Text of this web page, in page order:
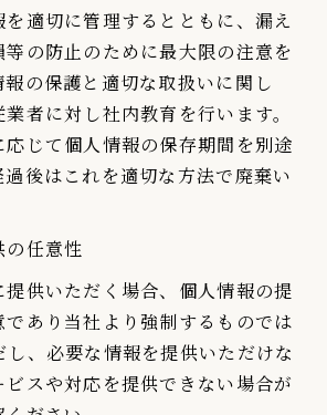
適切に管理するとともに、漏え
の防止のために最大限の注意を
の保護と適切な取扱いに関し
者に対し社内教育を行います。
応じて個人情報の保存期間を別途
後はこれを適切な方法で廃棄い
の任意性
供いただく場合、個人情報の提
あり当社より強制するものでは
、必要な情報を提供いただけな
スや対応を提供できない場合が